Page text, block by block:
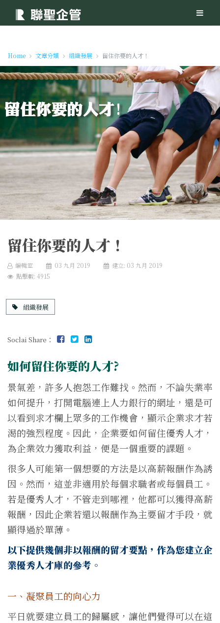
Home 文章分類 組織發展 留住你要的人才！
留住你要的人才！
編輯室 03 九月 2019
建立: 03 九月 2019
點擊數: 4915
組織發展
Soclai Share：
如何留住你要的人才?
景氣差，許多人抱怨工作難找。然而，不論失業率
如何提升，打開電腦連上人力銀行的網址，還是可
以看到求才欄上眾多的工作機會，顯示企業求才若
渴的強烈程度。因此，企業要如何留住優秀人才，
為企業效力獲取利益，便是一個重要的課題。
很多人可能第一個想要的方法是以高薪報酬作為誘
因。然而，這並非適用於每個求職者或每個員工。
若是優秀人才，不管走到哪裡，他都可以獲得高薪
報酬，因此企業若還以報酬作為主要留才手段，就
顯得過於單薄。
以下提供幾個非以報酬的留才要點，作為您建立企
業優秀人才庫的參考。
一、凝聚員工的向心力
平日就要建立員工的歸屬感，讓他們覺得可以在這